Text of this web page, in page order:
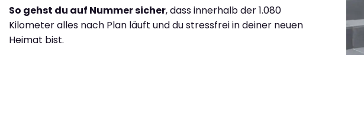
So gehst du auf Nummer sicher, dass innerhalb der 1.080
Kilometer alles nach Plan läuft und du stressfrei in deiner neuen
Heimat bist.